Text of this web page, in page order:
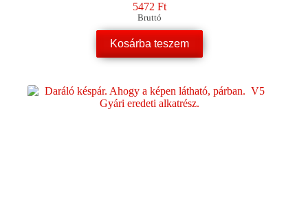
5472 Ft
Bruttó
Kosárba teszem